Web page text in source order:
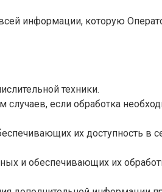
информации, которую
техники.
если обработка
их доступность в
и обеспечивающих их